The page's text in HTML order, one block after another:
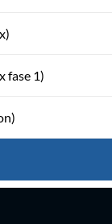
fase 1)